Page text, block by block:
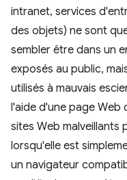
intranet, services
des objets) ne sont
sembler être dans un
exposés au public,
utilisés à mauvais
l'aide d'une page Web
sites Web malveillants
lorsqu'elle est
un navigateur